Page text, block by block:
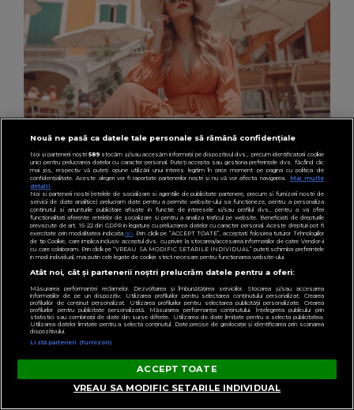
FASHION
Ce să porți în Italia în vara 2026. Cum să te
îmbraci în funcție de orașul pe care îl vizitezi
Nouă ne pasă ca datele tale personale să rămână confidențiale
Noi și partenerii noștri589stocăm și/sau accesăm informații pe dispozitivul dvs., precum identificatorii cookie
unici pentru prelucrarea datelor cu caracter personal. Puteți accepta sau gestiona preferințele dvs. făcând clic
mai jos, respectiv vă puteți opune utilizării unui interes legitim în orice moment pe pagina cu politica de
confidențialitate. Aceste alegeri vor fi raportate partenerilor noștri și nu vă vor afecta navigarea.
Mai multe
detalii
Noi si partenerii nostri (retelele de socializare si agentiile de publicitate partenere, precum si furnizorii nostri de
servicii de date analitice) prelucram date pentru a permite website-ului sa functioneze, pentru a personaliza
continutul si anunturile publicitare afisate in functie de interesele si/sau profilul dvs., pentru a va oferi
functionalitati aferente retelelor de socializare si pentru a analiza traficul pe website. Beneficiati de drepturile
prevazute de art. 15-22 din GDPR in legatura cu prelucrarea datelor cu caracter personal. Aceste drepturi pot fi
exercitate prin modalitatea indicataaici. Prin click pe “ACCEPT TOATE”, acceptati folosirea tuturor Tehnologiilor
de tip Cookie, care implica inclusiv acceptul dvs. cu privire la stocarea/accesarea informatiilor de catre Vendor-ii
cu care colaboram. Prin click pe “VREAU SA MODIFIC SETARILE INDIVIDUAL” puteti schimba preferintele
in mod individual, mai putin cele legate de cookie strict necesare pentru functionarea website-ului.
Atât noi, cât și partenerii noștri prelucrăm datele pentru a oferi:
Măsurarea performanței reclamelor. Dezvoltarea și îmbunătățirea serviciilor. Stocarea și/sau accesarea
informațiilor de pe un dispozitiv. Utilizarea profilurilor pentru selectarea conținutului personalizat. Crearea
profilurilor de conținut personalizat. Utilizarea profilurilor pentru selectarea publicității personalizate. Crearea
profilurilor pentru publicitate personalizată. Măsurarea performanței conținutului. Înțelegerea publicului prin
statistici sau combinații de date din surse diferite. Utilizarea de date limitate pentru a selecta publicitatea.
Utilizarea datelor limitate pentru a selecta conținutul. Date precise de geolocație și identificarea prin scanarea
dispozitivului.
Listă parteneri (furnizori)
ACCEPT TOATE
VREAU SA MODIFIC SETARILE INDIVIDUAL